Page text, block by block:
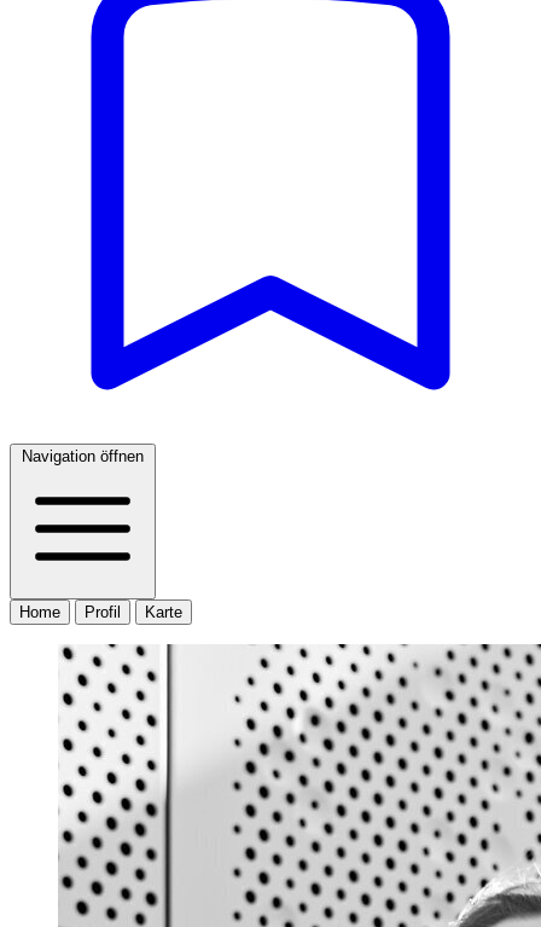
Navigation öffnen
Home Profil Karte